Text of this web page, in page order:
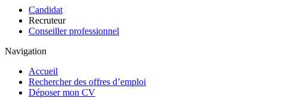
Candidat
Recruteur
Conseiller professionnel
Navigation
Accueil
Rechercher des offres d’emploi
Déposer mon CV